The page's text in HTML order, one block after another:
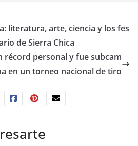
literatura, arte, ciencia y los fes
de Sierra Chica
récord personal y fue subcam
en un torneo nacional de tiro